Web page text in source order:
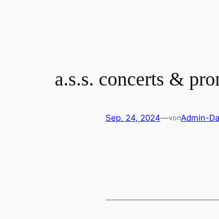
a.s.s. concerts &
Sep. 24, 2024—vonAdmin-